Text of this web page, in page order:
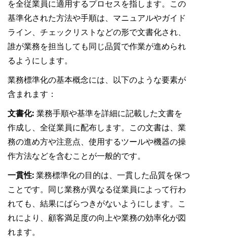
を全従業員に適用するプロセスを指します。この
基準化された方法や手順は、マニュアルやガイド
ライン、チェックリストなどの形で文書化され、
誰が業務を担当しても同じ品質で作業が進められ
るようにします。
業務標準化の基本概念には、以下のような要素が
含まれます：
文書化: 業務手順や基準を詳細に記載した文書を
作成し、全従業員に配布します。この文書は、業
務の進め方や注意点、使用するツールや機器の操
作方法などを含むことが一般的です。
一貫性: 業務標準化の目的は、一貫した品質を保つ
ことです。同じ業務が異なる従業員によって行わ
れても、結果にばらつきがないようにします。こ
れにより、顧客満足度の向上や業務の効率化が図
れます。